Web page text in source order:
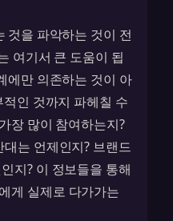
것을 파악하는 것이 전
여기서 큰 도움이 됩
에만 의존하는 것이 아
인 것까지 파헤칠 수
장 많이 참여하는지?
는 언제인지? 브랜드
지? 이 정보들을 통해
게 실제로 다가가는